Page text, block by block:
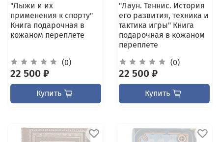
"Лыжи и их
применения к спорту"
Книга подарочная в
кожаном переплете
(0)
22 500 ₽
Купить
"Лаун. Теннис. История
его развития, техника и
тактика игры" Книга
подарочная в кожаном
переплете
(0)
22 500 ₽
Купить